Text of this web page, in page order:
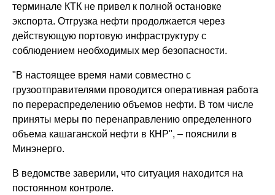
терминале КТК не привел к полной остановке
экспорта. Отгрузка нефти продолжается через
действующую портовую инфраструктуру с
соблюдением необходимых мер безопасности.
"В настоящее время нами совместно с
грузоотправителями проводится оперативная работа
по перераспределению объемов нефти. В том числе
приняты меры по перенаправлению определенного
объема кашаганской нефти в КНР", – пояснили в
Минэнерго.
В ведомстве заверили, что ситуация находится на
постоянном контроле.